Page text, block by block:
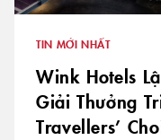
TIN MỚI NHẤT
Wink Hotels
Giải Thưởng
Travellers’